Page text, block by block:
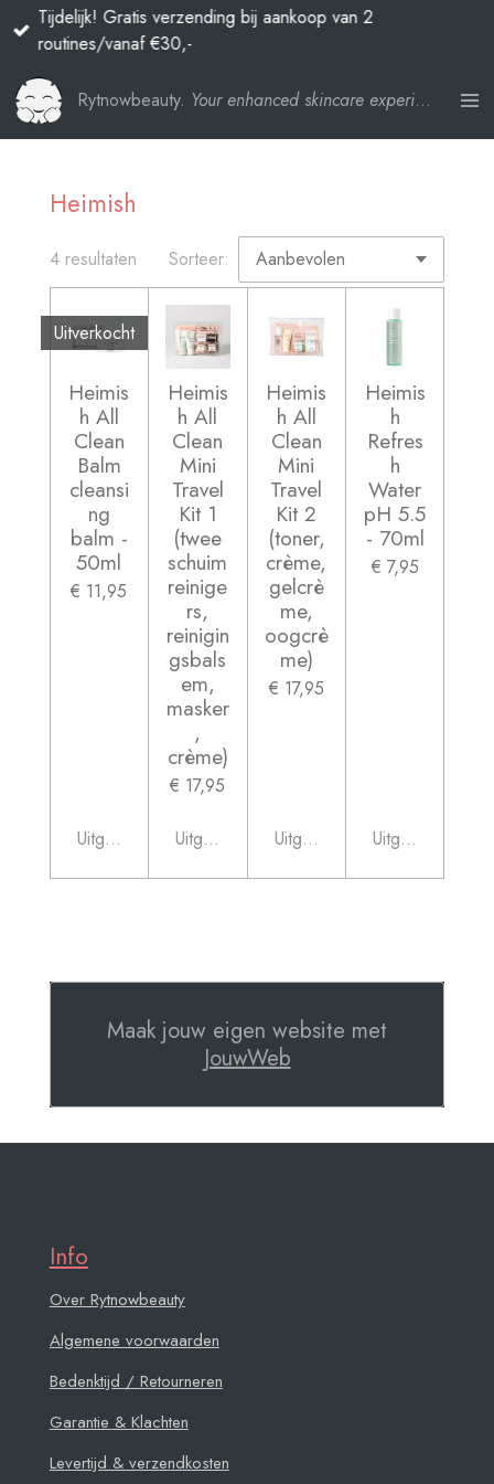
Ga
direct
naar
de
hoofdinhoud
Rytnowbeauty. Your enhanced skincare experience
Tijdelijk! Gratis verzending bij aankoop van 2
routines/vanaf €30,-
Heimish
4 resultaten Sorteer:
Uitverkocht
Heimis
h All
Clean
Balm
cleansi
ng
balm -
50ml
€ 11,95
Uitgeschakeld
Heimis
h All
Clean
Mini
Travel
Kit 1
(twee
schuim
reinige
rs,
reinigin
gsbals
em,
masker
,
crème)
€ 17,95
Uitgeschakeld
Heimis
h All
Clean
Mini
Travel
Kit 2
(toner,
crème,
gelcrè
me,
oogcrè
me)
€ 17,95
Uitgeschakeld
Heimis
h
Refres
h
Water
pH 5.5
- 70ml
€ 7,95
Uitgeschakeld
Maak jouw eigen website met
JouwWeb
Info
Over Rytnowbeauty
Algemene voorwaarden
Bedenktijd / Retourneren
Garantie & Klachten
Levertijd & verzendkosten